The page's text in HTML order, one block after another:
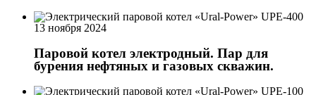
13 ноября 2024
Паровой котел электродный. Пар для
бурения нефтяных и газовых скважин.